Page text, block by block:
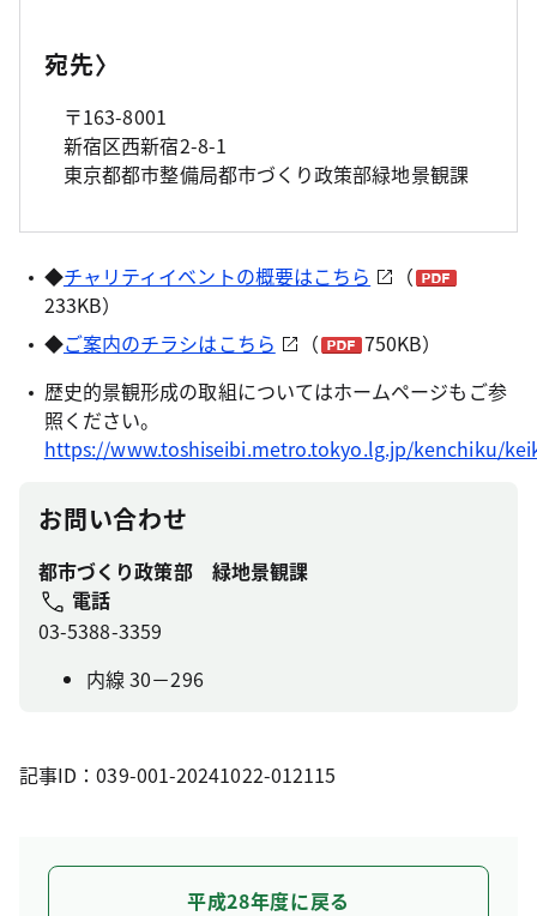
宛先〉
〒163-8001
新宿区西新宿2-8-1
東京都都市整備局都市づくり政策部緑地景観課
◆チャリティイベントの概要はこちら
（
233KB）
◆ご案内のチラシはこちら （ 750KB）
歴史的景観形成の取組についてはホームページもご参
照ください。
https://www.toshiseibi.metro.tokyo.lg.jp/kenchiku/
お問い合わせ
都市づくり政策部 緑地景観課
電話
03-5388-3359
内線 30－296
記事ID：039-001-20241022-012115
平成28年度に戻る